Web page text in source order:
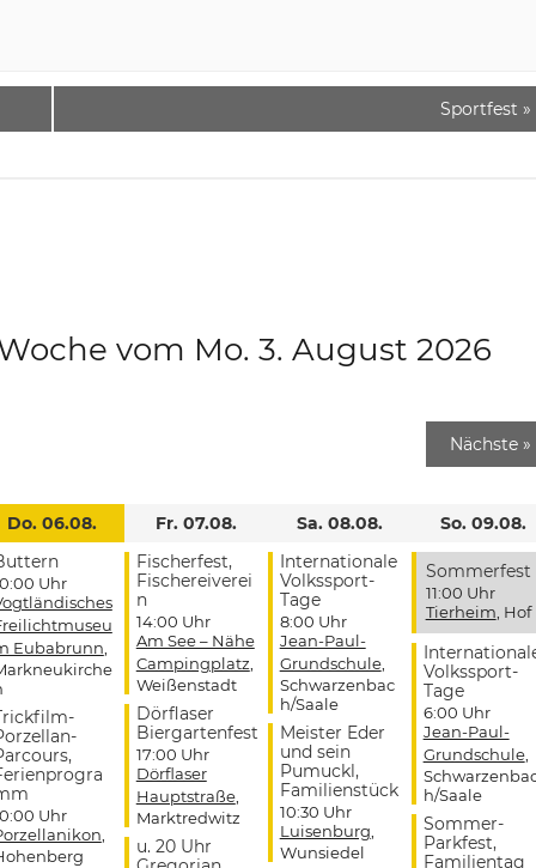
Sportfest »
vom Mo. 3. August 2026
Nächste »
Do. 06.08.
Uhr
Eubabrunn
Uhr
Fr. 07.08.
Fischerfest,
Fischereiverei
n
14:00 Uhr
Am See – Nähe
Campingplatz
Weißenstadt
Dörflaser
Biergartenfest
17:00 Uhr
Dörflaser
Hauptstraße,
Marktredwitz
u. 20 Uhr
Sa. 08.08.
Internationale
Volkssport-
Tage
8:00 Uhr
Jean-Paul-
Grundschule,
Schwarzenbac
h/Saale
Meister Eder
und sein
Pumuckl,
Familienstück
10:30 Uhr
Luisenburg
Wunsiedel
So. 09.08.
Sommerfest
11:00 Uhr
Tierheim , Hof
Volkssport-
Tage
6:00 Uhr
Jean-Paul-
Grundschule,
h/Saale
Sommer-
Parkfest,
Familientag